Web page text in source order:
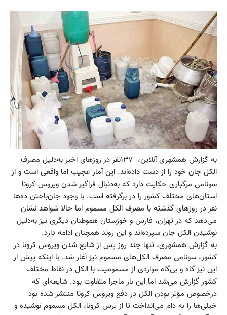
به گزارش همشهری آنلاین، ۱۳۷نفر در روزهای اخیر به‌دلیل مصرف
الکل جان خود را از دست داده‌اند. این آمار عجیب اما واقعی است و از
سونامی مرگباری حکایت دارد که به‌دنبال فراگیر شدن ویروس کرونا
استان‌های مختلف کشور را در برگرفته است. با وجود جان‌باختن ده‌ها
نفر در روزهای گذشته با مصرف الکل مسموم اما حالا شواهد نشان
می‌دهد که در تهران، فارس و خوزستان هموطنان دیگری نیز به‌دلیل
نوشیدن الکل جان سپرده‌اند و این روند همچنان ادامه دارد.
به گزارش همشهری، تنها چند روز پس از شایع شدن ویروس کرونا در
کشور، سونامی مصرف الکل‌های مسموم نیز آغاز شد. با اینکه پیش از
این نیز گاه و بی‌گاه مواردی از مسمومیت با الکل در نقاط مختلف
کشور گزارش می‌شد اما این بار ماجرا متفاوت بود. شایعه‌ای که
درخصوص مؤثر بودن الکل در دفع ویروس کرونا منتشر شده بود
خیلی‌ها را به دام می‌انداخت تا از ترس کرونا، الکل مسموم نوشیده و